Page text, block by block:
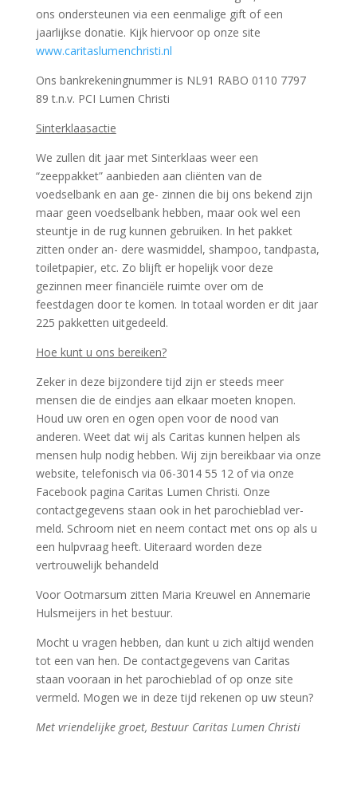
ons ondersteunen via een eenmalige gift of een
jaarlijkse donatie. Kijk hiervoor op onze site
www.caritaslumenchristi.nl
Ons bankrekeningnummer is NL91 RABO 0110 7797
89 t.n.v. PCI Lumen Christi
Sinterklaasactie
We zullen dit jaar met Sinterklaas weer een
“zeeppakket” aanbieden aan cliënten van de
voedselbank en aan ge- zinnen die bij ons bekend zijn
maar geen voedselbank hebben, maar ook wel een
steuntje in de rug kunnen gebruiken. In het pakket
zitten onder an- dere wasmiddel, shampoo, tandpasta,
toiletpapier, etc. Zo blijft er hopelijk voor deze
gezinnen meer financiële ruimte over om de
feestdagen door te komen. In totaal worden er dit jaar
225 pakketten uitgedeeld.
Hoe kunt u ons bereiken?
Zeker in deze bijzondere tijd zijn er steeds meer
mensen die de eindjes aan elkaar moeten knopen.
Houd uw oren en ogen open voor de nood van
anderen. Weet dat wij als Caritas kunnen helpen als
mensen hulp nodig hebben. Wij zijn bereikbaar via onze
website, telefonisch via 06-3014 55 12 of via onze
Facebook pagina Caritas Lumen Christi. Onze
contactgegevens staan ook in het parochieblad ver-
meld. Schroom niet en neem contact met ons op als u
een hulpvraag heeft. Uiteraard worden deze
vertrouwelijk behandeld
Voor Ootmarsum zitten Maria Kreuwel en Annemarie
Hulsmeijers in het bestuur.
Mocht u vragen hebben, dan kunt u zich altijd wenden
tot een van hen. De contactgegevens van Caritas
staan vooraan in het parochieblad of op onze site
vermeld. Mogen we in deze tijd rekenen op uw steun?
Met vriendelijke groet, Bestuur Caritas Lumen Christi